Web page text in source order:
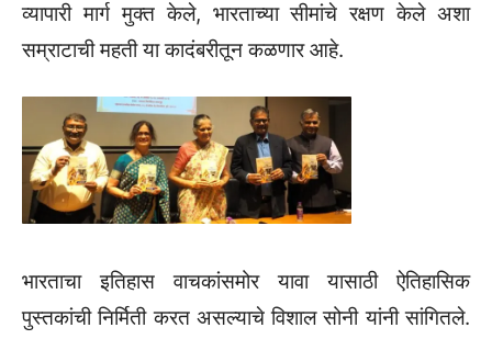
व्यापारी मार्ग मुक्त केले, भारताच्या सीमांचे रक्षण केले अशा
सम्राटाची महती या कादंबरीतून कळणार आहे.
भारताचा इतिहास वाचकांसमोर यावा यासाठी ऐतिहासिक
पुस्तकांची निर्मिती करत असल्याचे विशाल सोनी यांनी सांगितले.